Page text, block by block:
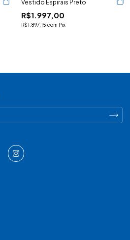
Vestido Espirais Preto
R$1.997,00
R$1.897,15 com Pix